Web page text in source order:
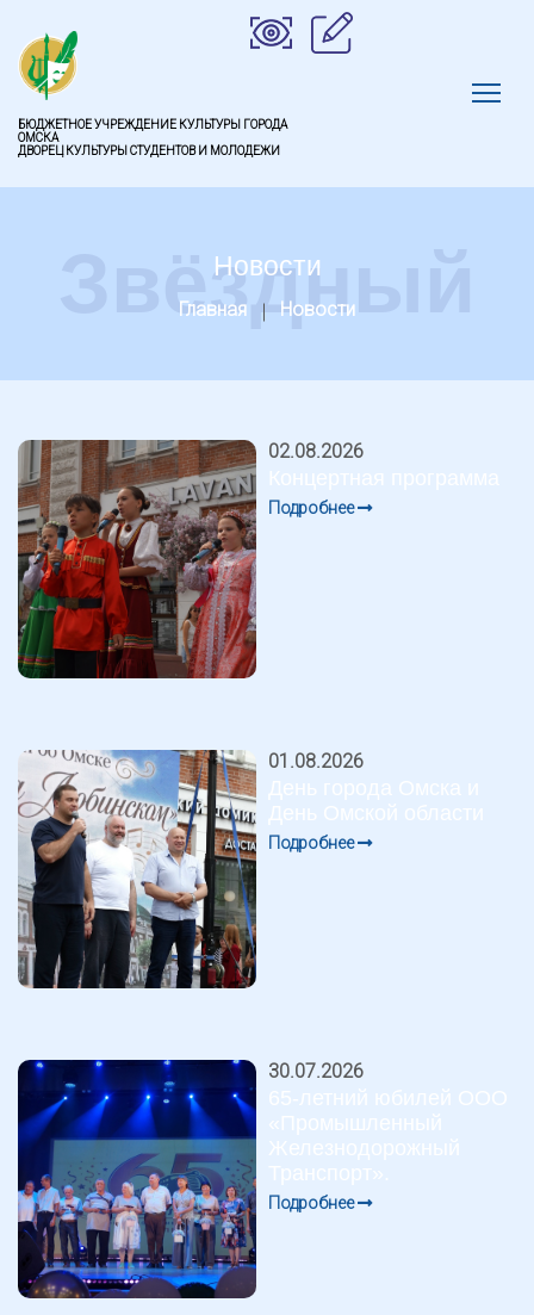
БЮДЖЕТНОЕ УЧРЕЖДЕНИЕ КУЛЬТУРЫ ГОРОДА
ОМСКА
ДВОРЕЦ КУЛЬТУРЫ СТУДЕНТОВ И МОЛОДЕЖИ
Новости
Главная Новости
Звёздный
02.08.2026
Концертная программа
Подробнее
01.08.2026
День города Омска и
День Омской области
Подробнее
30.07.2026
65-летний юбилей ООО
«Промышленный
Железнодорожный
Транспорт».
Подробнее